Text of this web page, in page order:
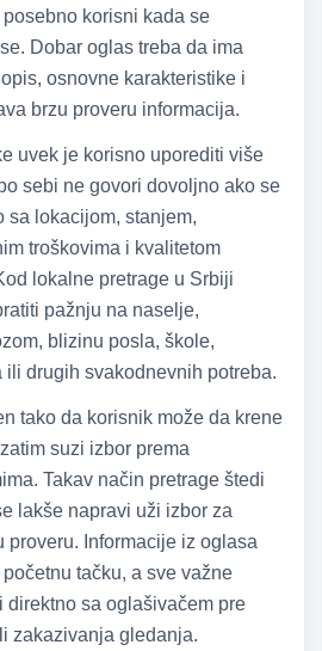
korisni kada se
Dobar oglas treba da ima
osnovne karakteristike i
brzu proveru informacija.
uvek je korisno uporediti više
sebi ne govori dovoljno ako se
sa lokacijom, stanjem,
troškovima i kvalitetom
lokalne pretrage u Srbiji
pažnju na naselje,
blizinu posla, škole,
ili drugih svakodnevnih potreba.
tako da korisnik može da krene
suzi izbor prema
Takav način pretrage štedi
lakše napravi uži izbor za
proveru. Informacije iz oglasa
tačku, a sve važne
direktno sa oglašivačem pre
zakazivanja gledanja.